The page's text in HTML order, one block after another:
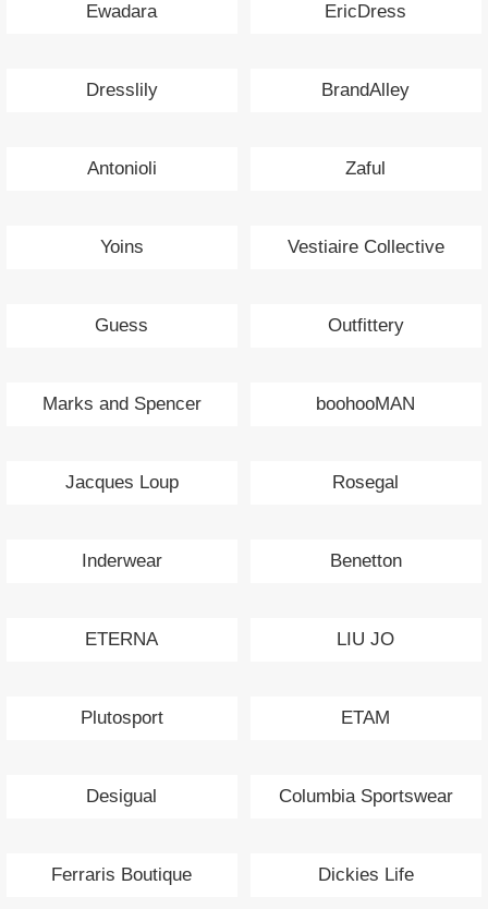
Ewadara EricDress
Dresslily BrandAlley
Antonioli Zaful
Yoins Vestiaire Collective
Guess Outfittery
Marks and Spencer boohooMAN
Jacques Loup Rosegal
Inderwear Benetton
ETERNA LIU JO
Plutosport ETAM
Desigual Columbia Sportswear
Ferraris Boutique Dickies Life